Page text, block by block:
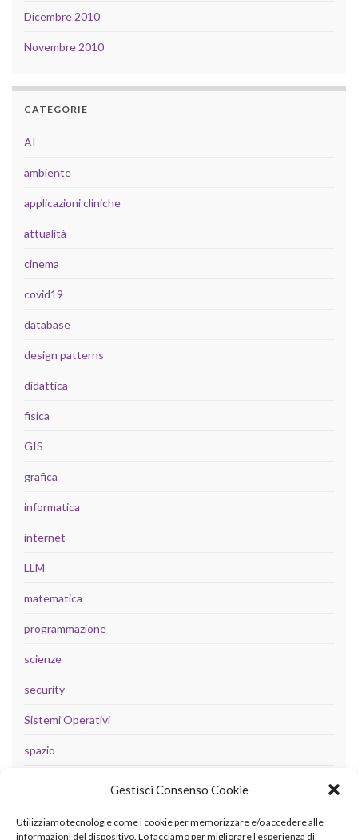
Gestisci Consenso Cookie
Utilizziamo tecnologie come i cookie per memorizzare e/o accedere alle
informazioni del dispositivo. Lo facciamo per migliorare l'esperienza di
Dicembre 2010
Novembre 2010
CATEGORIE
AI
ambiente
applicazioni cliniche
attualità
cinema
covid19
database
design patterns
didattica
fisica
GIS
grafica
informatica
internet
LLM
matematica
programmazione
scienze
security
Sistemi Operativi
spazio